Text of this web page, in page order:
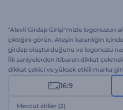
"Alevli Girdap Girişi"mizle logonuzun
çıktığını görün. Ateşin karanlığın
girdap oluşturduğunu ve logonuzu
İlk saniyelerden itibaren dikkat
dikkat çekici ve yüksek etkili marka
Sadece logonuzu yükleyin, mesajınızı
plan müziği seçin. Şimdi oluşturun ve
nasıl fırladığını görün!
16:9
Mevcut stiller (2)